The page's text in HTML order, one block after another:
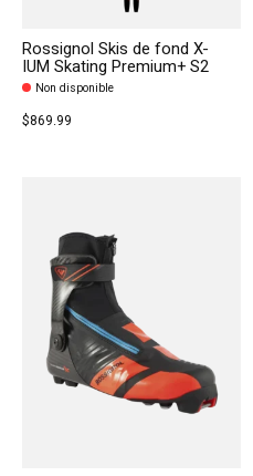
Rossignol Skis de fond X-
IUM Skating Premium+ S2
Non disponible
$869.99